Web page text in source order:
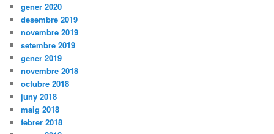
gener 2020
desembre 2019
novembre 2019
setembre 2019
gener 2019
novembre 2018
octubre 2018
juny 2018
maig 2018
febrer 2018